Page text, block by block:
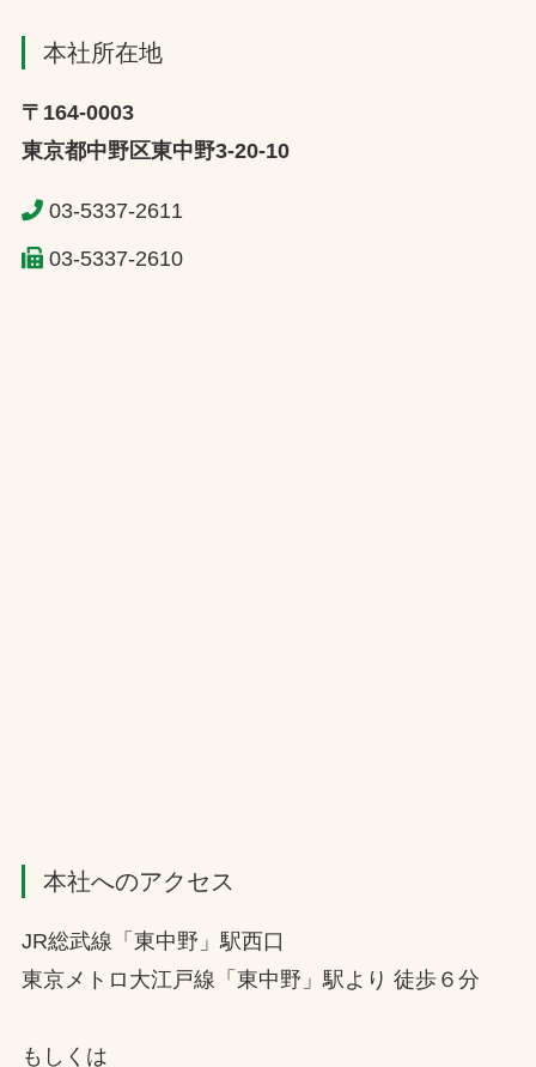
本社所在地
〒164-0003
東京都中野区東中野3-20-10
03-5337-2611
03-5337-2610
本社へのアクセス
JR総武線「東中野」駅西口
東京メトロ大江戸線「東中野」駅より 徒歩６分
もしくは